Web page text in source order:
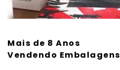
Mais de 8 Anos
Vendendo Embalagens